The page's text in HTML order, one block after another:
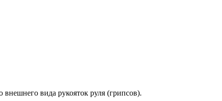
вида рукояток руля (грипсов).